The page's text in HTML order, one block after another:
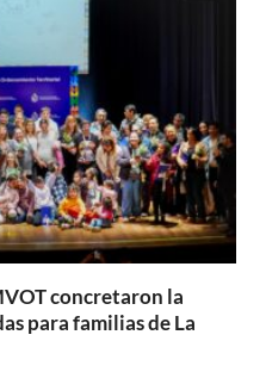
concretaron la
para familias de La